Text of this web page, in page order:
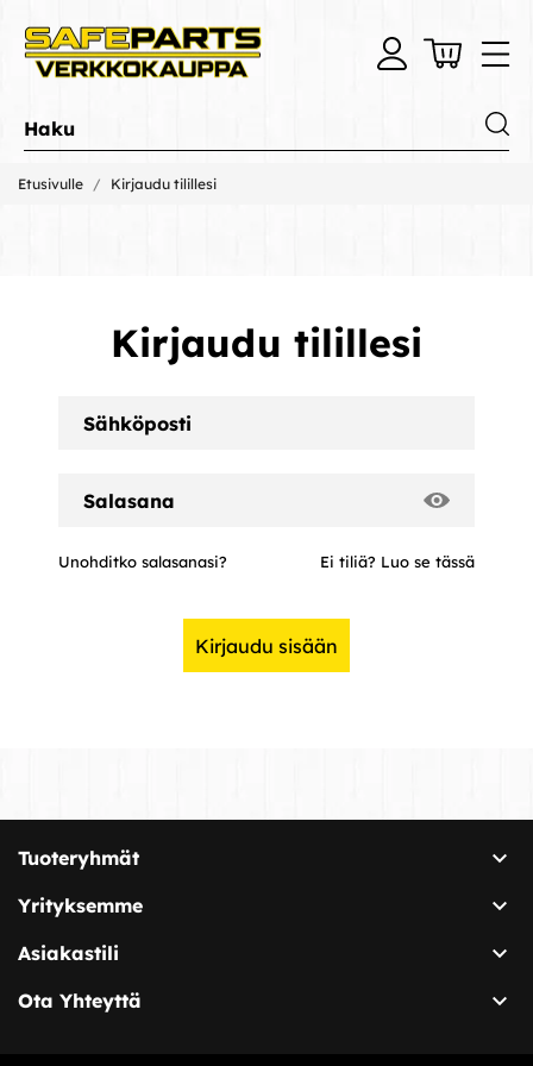
Etusivulle Kirjaudu tilillesi
Kirjaudu tilillesi
Unohditko salasanasi? Ei tiliä? Luo se tässä
Kirjaudu sisään
Tuoteryhmät 
Yrityksemme 
Asiakastili 
Ota Yhteyttä 